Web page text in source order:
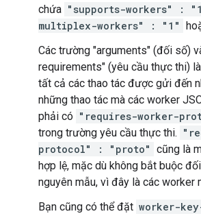
chứa "supports-workers" :
multiplex-workers" : "1"
Các trường "arguments" (đối số)
requirements" (yêu cầu thực thi)
tất cả các thao tác được gửi đến
những thao tác mà các worker
phải có "requires-worker-
trong trường yêu cầu thực thi.
protocol" : "proto" cũng là
hợp lệ, mặc dù không bắt buộc
nguyên mẫu, vì đây là các worker
Bạn cũng có thể đặt worker-